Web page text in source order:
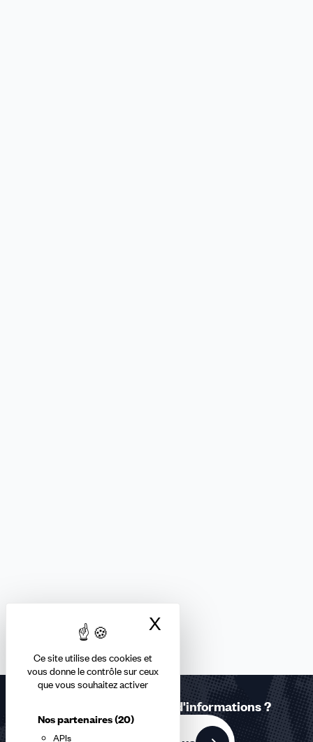
Ce site utilise des cookies et
vous donne le contrôle sur ceux
que vous souhaitez activer
Nos partenaires(20)
APIs
X
Une question ? Besoin d'informations ?